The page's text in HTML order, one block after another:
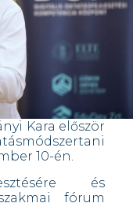
Kara először
10-én.
és
fórum